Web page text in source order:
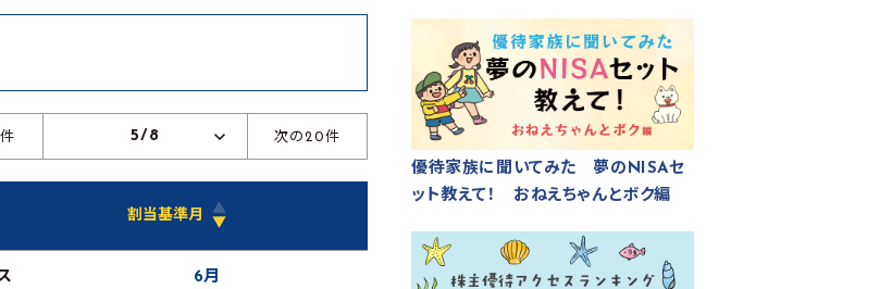
5/8 次の20件
▲
割当基準月 ▼
6月
優待家族に聞いてみた 夢のNISAセ
ット教えて！ おねえちゃんとボク編